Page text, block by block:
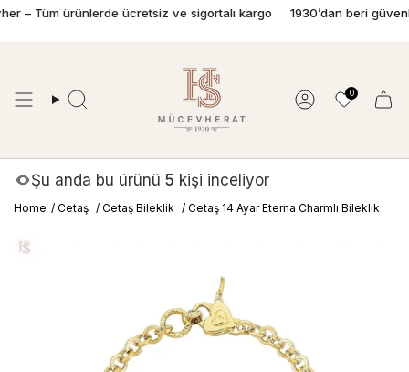
İçeriğe
Ara Hesap
0
Tüm ürünlerde ücretsiz ve sigortalı kargo 1930’dan beri güvenle
Şu anda bu ürünü 5 kişi inceliyor
Home / Cetaş / Cetaş Bileklik / Cetaş 14 Ayar Eterna Charmlı Bileklik